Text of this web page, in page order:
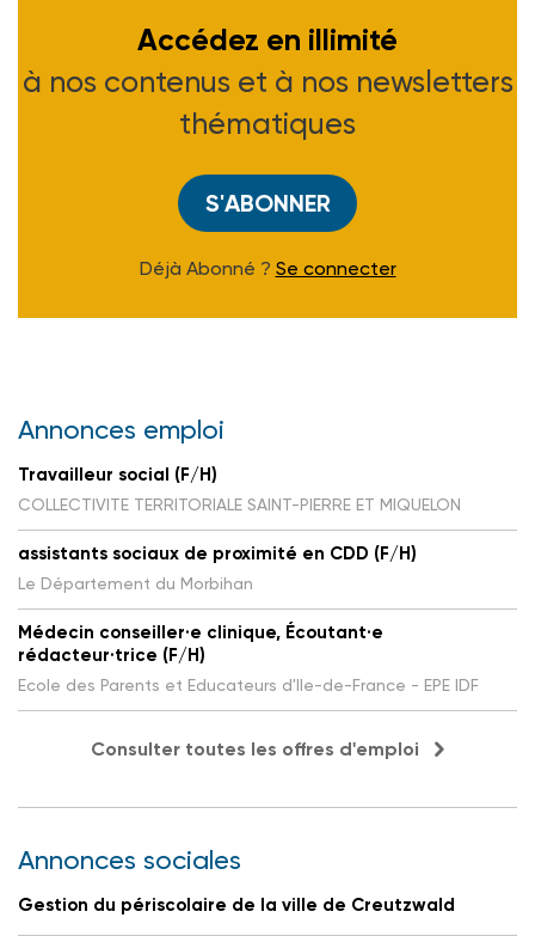
Accédez en illimité
à nos contenus et à nos newsletters
thématiques
S'ABONNER
Déjà Abonné ? Se connecter
Annonces emploi
Travailleur social (F/H)
COLLECTIVITE TERRITORIALE SAINT-PIERRE ET MIQUELON
assistants sociaux de proximité en CDD (F/H)
Le Département du Morbihan
Médecin conseiller·e clinique, Écoutant·e
rédacteur·trice (F/H)
Ecole des Parents et Educateurs d'Ile-de-France - EPE IDF
Consulter toutes les offres d'emploi
Annonces sociales
Gestion du périscolaire de la ville de Creutzwald